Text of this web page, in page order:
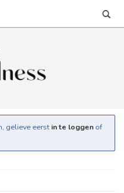
gelieve eerst in te loggen of